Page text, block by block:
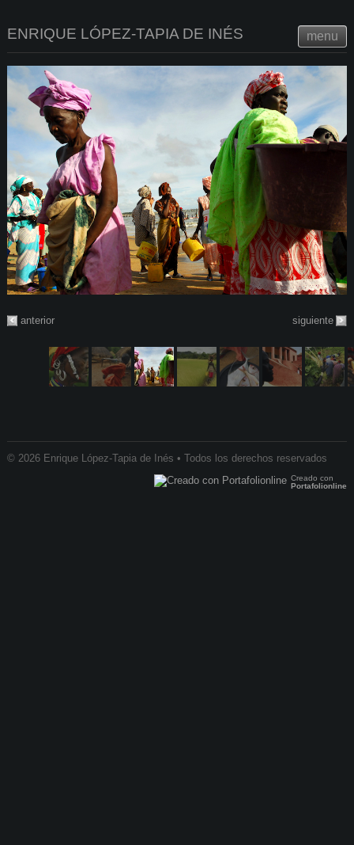
menu
ENRIQUE LÓPEZ-TAPIA DE INÉS
anterior siguiente
© 2026 Enrique López-Tapia de Inés • Todos los derechos reservados
Creado con
Portafolionline